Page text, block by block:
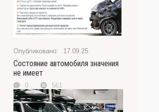
17.09.25
Состояние автомобиля значения
не имеет
0 561